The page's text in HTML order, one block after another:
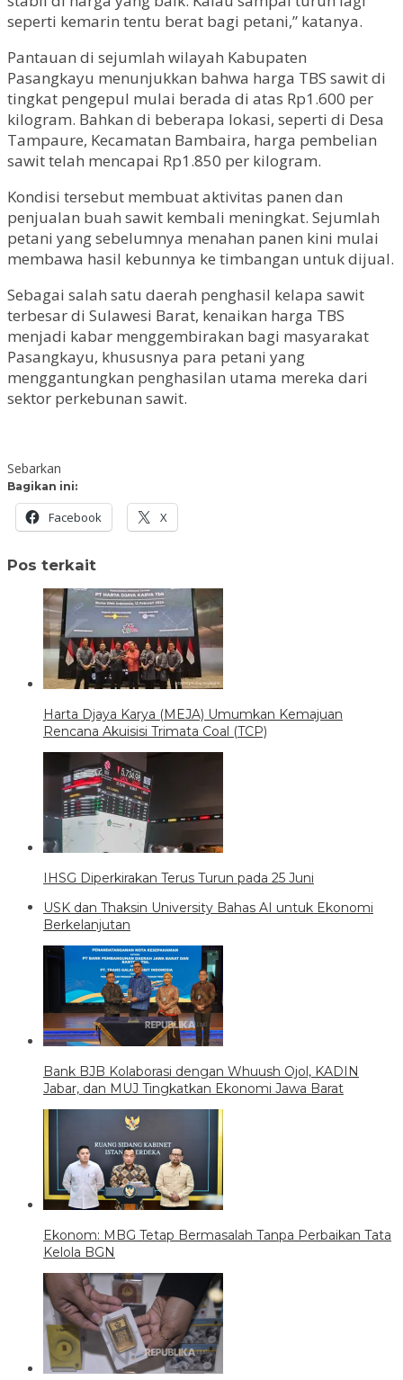
seperti kemarin tentu berat bagi petani,” katanya.
Pantauan di sejumlah wilayah Kabupaten
Pasangkayu menunjukkan bahwa harga TBS sawit di
tingkat pengepul mulai berada di atas Rp1.600 per
kilogram. Bahkan di beberapa lokasi, seperti di Desa
Tampaure, Kecamatan Bambaira, harga pembelian
sawit telah mencapai Rp1.850 per kilogram.
Kondisi tersebut membuat aktivitas panen dan
penjualan buah sawit kembali meningkat. Sejumlah
petani yang sebelumnya menahan panen kini mulai
membawa hasil kebunnya ke timbangan untuk dijual.
Sebagai salah satu daerah penghasil kelapa sawit
terbesar di Sulawesi Barat, kenaikan harga TBS
menjadi kabar menggembirakan bagi masyarakat
Pasangkayu, khususnya para petani yang
menggantungkan penghasilan utama mereka dari
sektor perkebunan sawit.
Sebarkan
Bagikan ini:
Facebook X
Pos terkait
Harta Djaya Karya (MEJA) Umumkan Kemajuan
Rencana Akuisisi Trimata Coal (TCP)
IHSG Diperkirakan Terus Turun pada 25 Juni
USK dan Thaksin University Bahas AI untuk Ekonomi
Berkelanjutan
Bank BJB Kolaborasi dengan Whuush Ojol, KADIN
Jabar, dan MUJ Tingkatkan Ekonomi Jawa Barat
Ekonom: MBG Tetap Bermasalah Tanpa Perbaikan Tata
Kelola BGN